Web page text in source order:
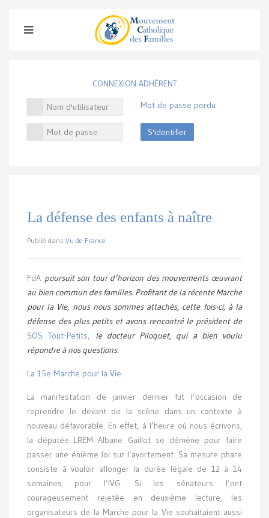
CONNEXION ADHÉRENT
S'identifier
Mot de passe perdu
La défense des enfants à naître
Publié dans Vu de France
FdA poursuit son tour d’horizon des mouvements œuvrant
au bien commun des familles. Profitant de la récente Marche
pour la Vie, nous nous sommes attachés, cette fois-ci, à la
défense des plus petits et avons rencontré le président de
SOS Tout-Petits, le docteur Piloquet, qui a bien voulu
répondre à nos questions.
La 15e Marche pour la Vie
La manifestation de janvier dernier fut l’occasion de
reprendre le devant de la scène dans un contexte à
nouveau défavorable. En effet, à l’heure où nous écrivons,
la députée LREM Albane Gaillot se démène pour faire
passer une énième loi sur l’avortement. Sa mesure phare
consiste à vouloir allonger la durée légale de 12 à 14
semaines pour l’IVG. Si les sénateurs l’ont
courageusement rejetée en deuxième lecture, les
organisateurs de la Marche pour la Vie souhaitaient aussi